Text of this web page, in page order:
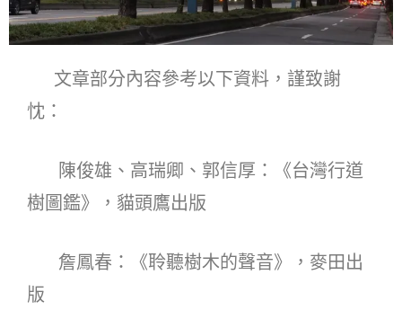
文章部分內容參考以下資料，謹致謝
忱：
陳俊雄、高瑞卿、郭信厚：《台灣行道
樹圖鑑》，貓頭鷹出版
詹鳳春：《聆聽樹木的聲音》，麥田出
版